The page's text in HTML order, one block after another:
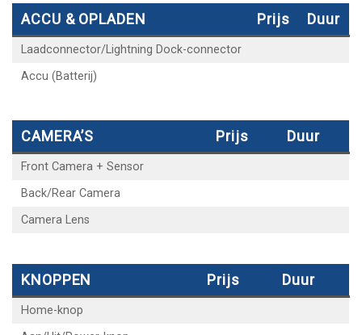
ACCU & OPLADEN Prijs Duur
Laadconnector/Lightning Dock-connector
Accu (Batterij)
CAMERA’S Prijs Duur
Front Camera + Sensor
Back/Rear Camera
Camera Lens
KNOPPEN Prijs Duur
Home-knop